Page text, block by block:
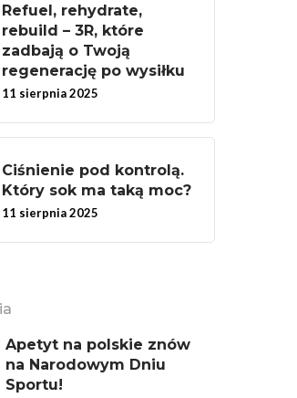
Refuel, rehydrate,
rebuild – 3R, które
zadbają o Twoją
regenerację po wysiłku
11 sierpnia 2025
Ciśnienie pod kontrolą.
Który sok ma taką moc?
11 sierpnia 2025
Apetyt na polskie znów
na Narodowym Dniu
Sportu!